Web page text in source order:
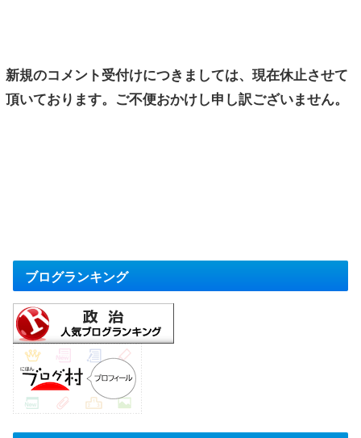
新規のコメント受付けにつきましては、現在休止させて
頂いております。ご不便おかけし申し訳ございません。
ブログランキング